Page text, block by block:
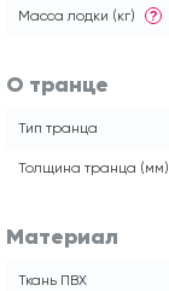
Масса лодки (кг) ?
О транце
Тип транца
Толщина транца (мм)
Материал
Ткань ПВХ